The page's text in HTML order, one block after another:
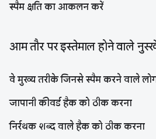
स्पैम क्षति का आकलन करें
आम तौर पर इस्तेमाल होने वाले
वे मुख्य तरीके जिनसे स्पैम करने वाले
जापानी कीवर्ड हैक को ठीक करना
निर्रथक शब्द वाले हैक को ठीक करना